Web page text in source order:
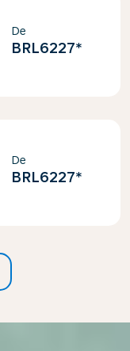
De
BRL6227*
De
BRL6227*